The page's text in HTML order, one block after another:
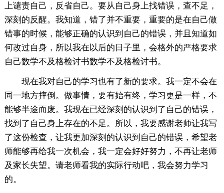
上谴责自己，反省自己。要从自己身上找错误，查不足，
深刻的反醒。我知道，错了并不重要，重要的是在自己做
错事的时候，能够正确的认识到自己的错误，并且知道如
何改过自身，所以我在以后的日子里，会格外的严格要求
自己数学不及格检讨书数学不及格检讨书。
现在我对自己的学习也有了新的要求。我一定不会在
同一地方摔倒。做事情，要有始有终，学习更是一样，不
能够半途而废。我现在已经深刻的认识到了自己的错误，
找到了自己身上存在的不足。所以，我要感谢老师让我写
了这份检查，让我更加深刻的认识到自己的错误，希望老
师能够再给我一次机会，我一定会好好努力，不再让老师
及家长失望。请老师看我的实际行动吧，我会努力学习
的。